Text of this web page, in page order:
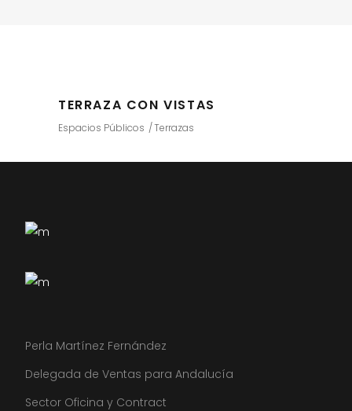
TERRAZA CON VISTAS
Espacios Públicos Terrazas
Perla Martínez Fernández
Delegada de Ventas para Andalucía
Sector Oficina y Contract